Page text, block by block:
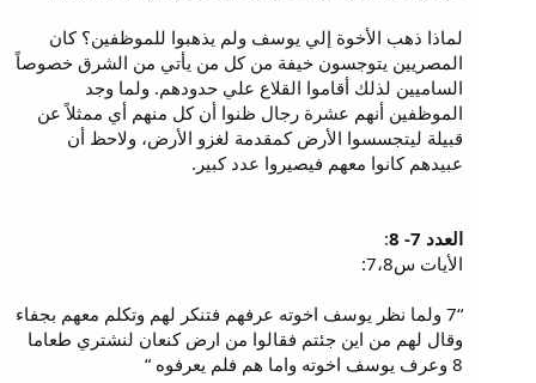
لماذا ذهب الأخوة إلي يوسف ولم يذهبوا للموظفين؟ كان
المصريين يتوجسون خيفة من كل من يأتي من الشرق خصوصاً
الساميين لذلك أقاموا القلاع علي حدودهم. ولما وجد
الموظفين أنهم عشرة رجال ظنوا أن كل منهم أي ممثلاً عن
قبيلة ليتجسسوا الأرض كمقدمة لغزو الأرض، ولاحظ أن
عبيدهم كانوا معهم فيصيروا عدد كبير.
العدد 7- 8
:
الأيات س7،8:
“7 ولما نظر يوسف اخوته عرفهم فتنكر لهم وتكلم معهم بجفاء
وقال لهم من اين جئتم فقالوا من ارض كنعان لنشتري طعاما
8 وعرف يوسف اخوته واما هم فلم يعرفوه “